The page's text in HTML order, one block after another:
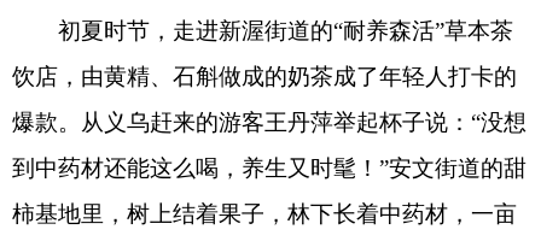
初夏时节，走进新渥街道的“耐养森活”草本茶
饮店，由黄精、石斛做成的奶茶成了年轻人打卡的
爆款。从义乌赶来的游客王丹萍举起杯子说：“没想
到中药材还能这么喝，养生又时髦！”安文街道的甜
柿基地里，树上结着果子，林下长着中药材，一亩